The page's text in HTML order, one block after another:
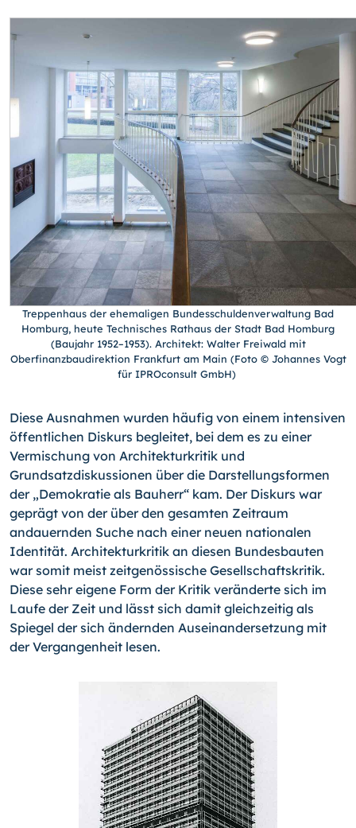
Treppenhaus der ehemaligen Bundesschuldenverwaltung Bad
Homburg, heute Technisches Rathaus der Stadt Bad Homburg
(Baujahr 1952–1953). Architekt: Walter Freiwald mit
Oberfinanzbaudirektion Frankfurt am Main (Foto © Johannes Vogt
für IPROconsult GmbH)
Diese Ausnahmen wurden häufig von einem intensiven
öffentlichen Diskurs begleitet, bei dem es zu einer
Vermischung von Architekturkritik und
Grundsatzdiskussionen über die Darstellungsformen
der „Demokratie als Bauherr“ kam. Der Diskurs war
geprägt von der über den gesamten Zeitraum
andauernden Suche nach einer neuen nationalen
Identität. Architekturkritik an diesen Bundesbauten
war somit meist zeitgenössische Gesellschaftskritik.
Diese sehr eigene Form der Kritik veränderte sich im
Laufe der Zeit und lässt sich damit gleichzeitig als
Spiegel der sich ändernden Auseinandersetzung mit
der Vergangenheit lesen.